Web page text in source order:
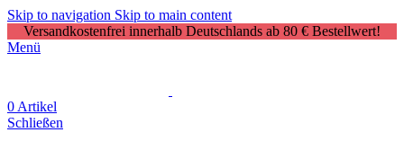
Skip to navigation Skip to main content
Versandkostenfrei innerhalb Deutschlands ab 80 € Bestellwert!
Menü
0 Artikel
Schließen